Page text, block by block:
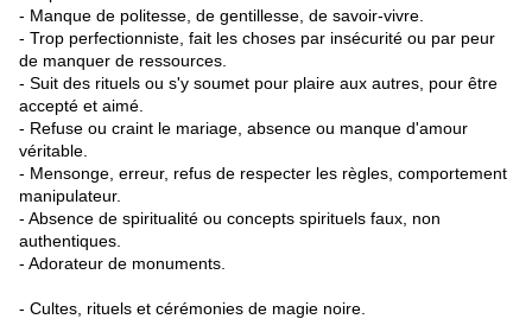
- Manque de politesse, de gentillesse, de savoir-vivre.
- Trop perfectionniste, fait les choses par insécurité ou par peur
de manquer de ressources.
- Suit des rituels ou s'y soumet pour plaire aux autres, pour être
accepté et aimé.
- Refuse ou craint le mariage, absence ou manque d'amour
véritable.
- Mensonge, erreur, refus de respecter les règles, comportement
manipulateur.
- Absence de spiritualité ou concepts spirituels faux, non
authentiques.
- Adorateur de monuments.
- Cultes, rituels et cérémonies de magie noire.